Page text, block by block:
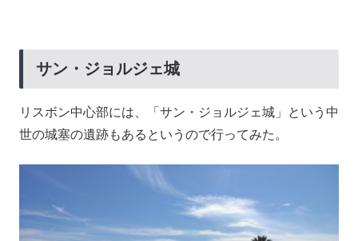
サン・ジョルジェ城
リスボン中心部には、「サン・ジョルジェ城」という中
世の城塞の遺跡もあるというので行ってみた。